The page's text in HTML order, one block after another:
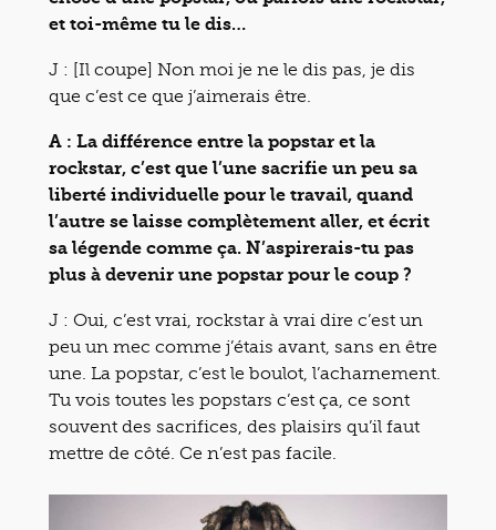
et toi-même tu le dis…
J : [Il coupe] Non moi je ne le dis pas, je dis
que c’est ce que j’aimerais être.
A : La différence entre la popstar et la
rockstar, c’est que l’une sacrifie un peu sa
liberté individuelle pour le travail, quand
l’autre se laisse complètement aller, et écrit
sa légende comme ça. N’aspirerais-tu pas
plus à devenir une popstar pour le coup ?
J : Oui, c’est vrai, rockstar à vrai dire c’est un
peu un mec comme j’étais avant, sans en être
une. La popstar, c’est le boulot, l’acharnement.
Tu vois toutes les popstars c’est ça, ce sont
souvent des sacrifices, des plaisirs qu’il faut
mettre de côté. Ce n’est pas facile.